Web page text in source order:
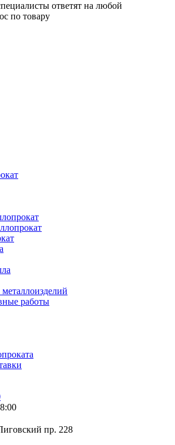
ответят на любой
по товару
работы
пр. 228